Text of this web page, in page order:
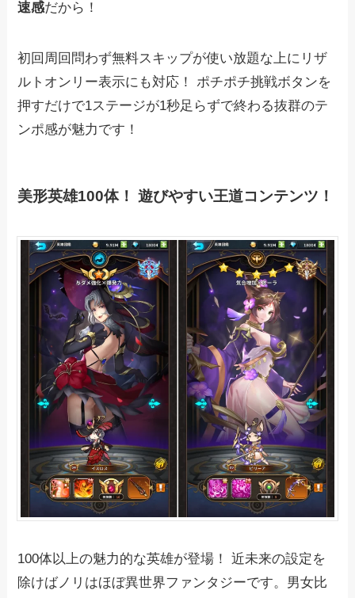
速感だから！
初回周回問わず無料スキップが使い放題な上にリザ
ルトオンリー表示にも対応！ ポチポチ挑戦ボタンを
押すだけで1ステージが1秒足らずで終わる抜群のテ
ンポ感が魅力です！
美形英雄100体！ 遊びやすい王道コンテンツ！
100体以上の魅力的な英雄が登場！ 近未来の設定を
除けばノリはほぼ異世界ファンタジーです。男女比